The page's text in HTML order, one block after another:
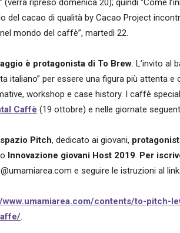
(verrà ripreso domenica 20); quindi “Come
del cacao di qualità by Cacao Project
mondo del caffè”, martedì 22.
è protagonista di To Brew. L’invito al
italiano” per essere una figura più attenta
workshop e case history. I caffè
Caffè (19 ottobre) e nelle giornate
spazio Pitch, dedicato ai giovani,
Innovazione giovani Host 2019. Per
e seguire le istruzioni al link:
www.umamiarea.com/contents/to-pitch-
.